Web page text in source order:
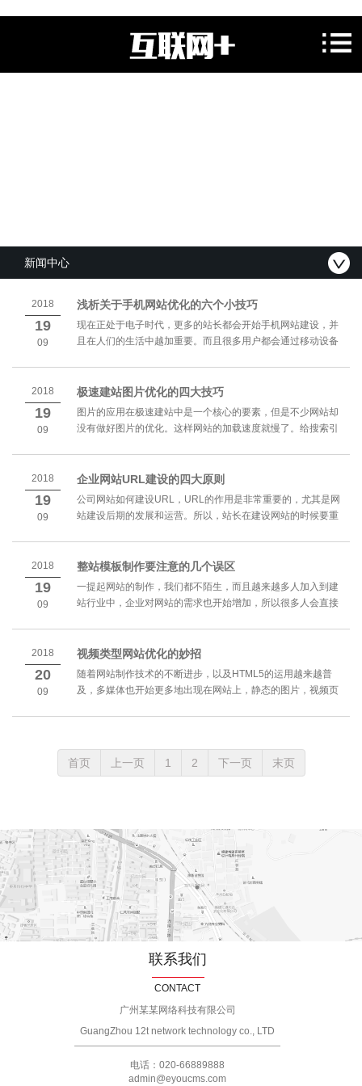
新闻中心
2018
19
09
浅析关于手机网站优化的六个小技巧
现在正处于电子时代，更多的站长都会开始手机网站建设，并
且在人们的生活中越加重要。而且很多用户都会通过移动设备
2018
19
09
极速建站图片优化的四大技巧
图片的应用在极速建站中是一个核心的要素，但是不少网站却
没有做好图片的优化。这样网站的加载速度就慢了。给搜索引
2018
19
09
企业网站URL建设的四大原则
公司网站如何建设URL，URL的作用是非常重要的，尤其是网
站建设后期的发展和运营。所以，站长在建设网站的时候要重
2018
19
09
整站模板制作要注意的几个误区
一提起网站的制作，我们都不陌生，而且越来越多人加入到建
站行业中，企业对网站的需求也开始增加，所以很多人会直接
2018
20
09
视频类型网站优化的妙招
随着网站制作技术的不断进步，以及HTML5的运用越来越普
及，多媒体也开始更多地出现在网站上，静态的图片，视频页
首页 上一页 1 2 下一页 末页
联系我们
CONTACT
广州某某网络科技有限公司
GuangZhou 12t network technology co., LTD
电话：020-66889888
admin@eyoucms.com